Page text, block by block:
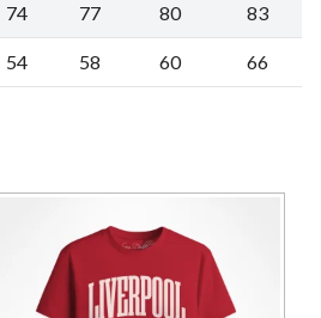
74 77 80 83
54 58 60 66